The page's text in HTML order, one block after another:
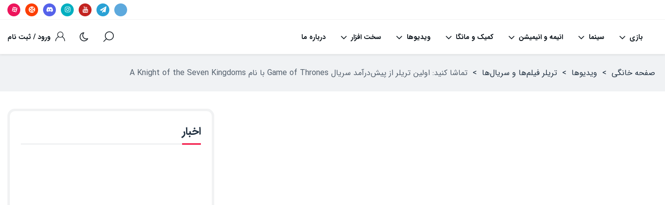
ورود / ثبت نام بازی سینما انیمه و انیمیشن کمیک و مانگا ویدیوها سخت افزار درباره ما
صفحه خانگی > ویدیوها > تریلر فیلم‌ها و سریال‌ها > تماشا کنید: اولین تریلر از پیش‌درآمد سریال Game of Thrones با نام A Knight of the Seven Kingdoms
اخبار